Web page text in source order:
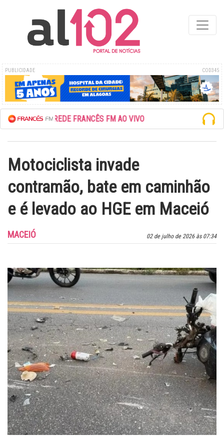
PUBLICIDADE COD345
ESCUTE A REDE FRANCÊS FM AO VIVO
Motociclista invade
contramão, bate em caminhão
e é levado ao HGE em Maceió
02 de julho de 2026 às 07:34
MACEIÓ